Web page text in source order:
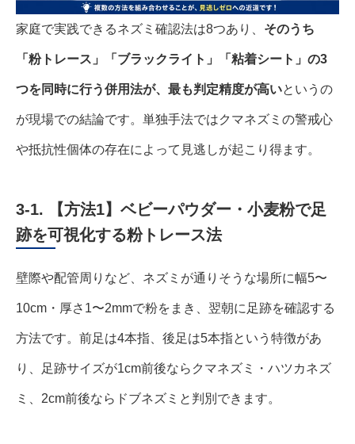
家庭で実践できるネズミ確認法は8つあり、 そのうち
「粉トレース」「ブラックライト」「粘着シート」の3
つを同時に行う併用法が、最も判定精度が高いというの
が現場での結論です。単独手法ではクマネズミの警戒心
や抵抗性個体の存在によって見逃しが起こり得ます。
3-1. 【方法1】ベビーパウダー・小麦粉で足
跡を可視化する粉トレース法
壁際や配管周りなど、ネズミが通りそうな場所に幅5〜
10cm・厚さ1〜2mmで粉をまき、翌朝に足跡を確認する
方法です。前足は4本指、後足は5本指という特徴があ
り、足跡サイズが1cm前後ならクマネズミ・ハツカネズ
ミ、2cm前後ならドブネズミと判別できます。